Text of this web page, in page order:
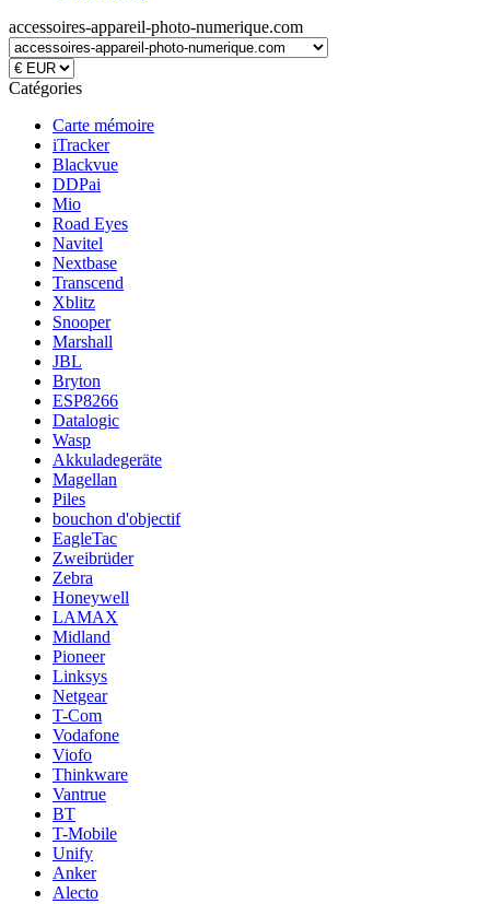
accessoires-appareil-photo-numerique.com
Catégories
Carte mémoire
iTracker
Blackvue
DDPai
Mio
Road Eyes
Navitel
Nextbase
Transcend
Xblitz
Snooper
Marshall
JBL
Bryton
ESP8266
Datalogic
Wasp
Akkuladegeräte
Magellan
Piles
bouchon d'objectif
EagleTac
Zweibrüder
Zebra
Honeywell
LAMAX
Midland
Pioneer
Linksys
Netgear
T-Com
Vodafone
Viofo
Thinkware
Vantrue
BT
T-Mobile
Unify
Anker
Alecto